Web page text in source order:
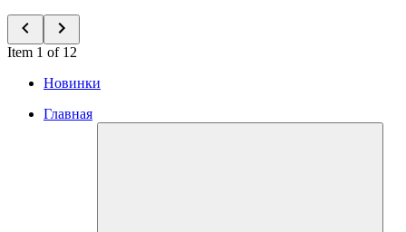
Item 1 of 12
Новинки
Главная